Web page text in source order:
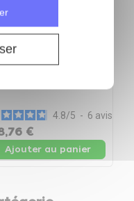
de pâtisserie en
4.8/5 - 6 avis
€
Ajouter au panier